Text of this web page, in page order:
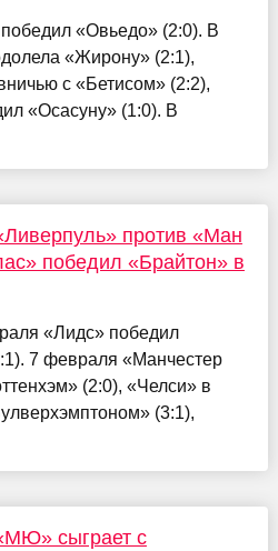
«Овьедо» (2:0). В
«Жирону» (2:1),
с «Бетисом» (2:2),
«Осасуну» (1:0). В
против «Ман
победил «Брайтон» в
«Лидс» победил
7 февраля «Манчестер
(2:0), «Челси» в
(3:1),
сыграет с